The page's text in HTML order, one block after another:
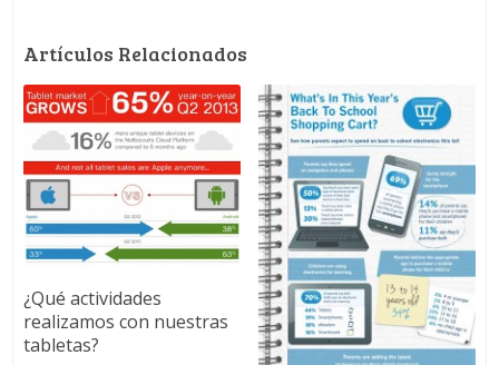
Artículos Relacionados
¿Qué actividades
realizamos con nuestras
tabletas?